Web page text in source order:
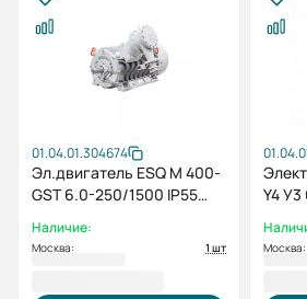
01.04.01.304674
Эл.двигатель ESQ M 400-
GST 6.0-250/1500 IP55
Наличие:
Москва: 1 шт
Y4
Москва: